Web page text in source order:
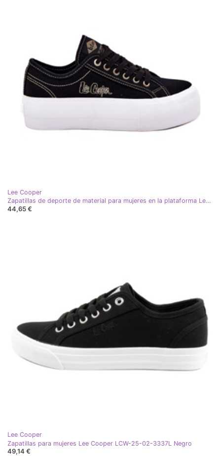
Lee Cooper
Zapatillas de deporte de material para mujeres en la plataforma Lee Cooper LCW-25-31-3431L negro
44,65 €
Lee Cooper
Zapatillas para mujeres Lee Cooper LCW-25-02-3337L Negro
49,14 €